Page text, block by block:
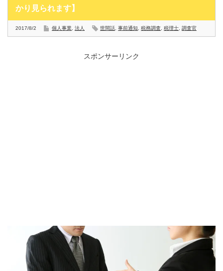
かり見られます】
2017/8/2 個人事業 法人 世間話 事前通知 税務調査 税理士 調査官
スポンサーリンク